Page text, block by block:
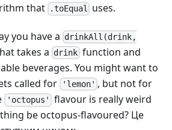
that
.toEqual uses.
you have a drinkAll(drink,
takes a drink function and
beverages. You might want to
called for 'lemon' , but not for
'octopus' flavour is really weird
be octopus-flavoured? Це